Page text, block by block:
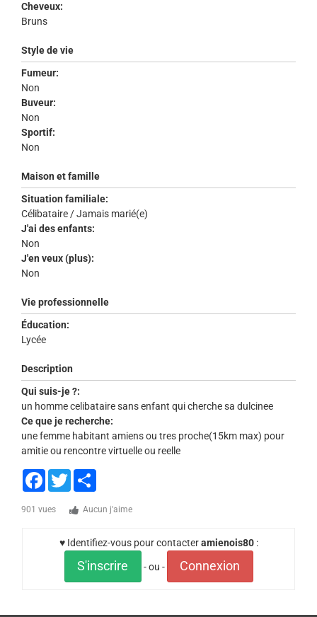
Cheveux:
Bruns
Style de vie
Fumeur:
Non
Buveur:
Non
Sportif:
Non
Maison et famille
Situation familiale:
Célibataire / Jamais marié(e)
J'ai des enfants:
Non
J'en veux (plus):
Non
Vie professionnelle
Éducation:
Lycée
Description
Qui suis-je ?:
un homme celibataire sans enfant qui cherche sa dulcinee
Ce que je recherche:
une femme habitant amiens ou tres proche(15km max) pour
amitie ou rencontre virtuelle ou reelle
Facebook
Twitter
901 vues Aucun j'aime
♥ Identifiez-vous pour contacteramienois80:
S'inscrire - ou - Connexion